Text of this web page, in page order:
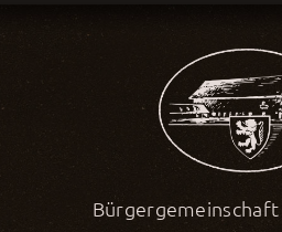
Bürgergemeinschaft